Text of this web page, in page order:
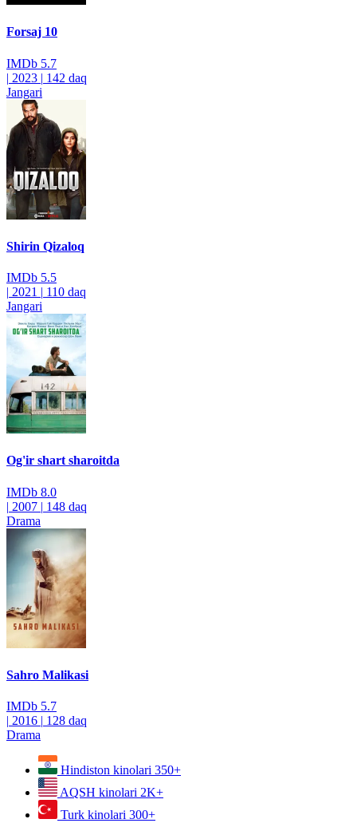
Forsaj 10
IMDb 5.7
| 2023 | 142 daq
Jangari
Shirin Qizaloq
IMDb 5.5
| 2021 | 110 daq
Jangari
Og'ir shart sharoitda
IMDb 8.0
| 2007 | 148 daq
Drama
Sahro Malikasi
IMDb 5.7
| 2016 | 128 daq
Drama
Hindiston kinolari 350+
AQSH kinolari 2K+
Turk kinolari 300+